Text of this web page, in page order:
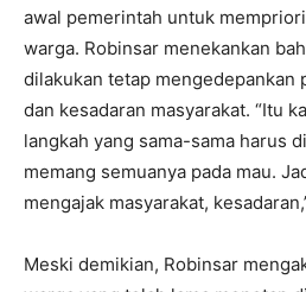
awal pemerintah untuk
warga. Robinsar menekankan
dilakukan tetap mengedepankan
dan kesadaran masyarakat. “Itu
langkah yang sama-sama harus
memang semuanya pada mau.
mengajak masyarakat,
Meski demikian, Robinsar